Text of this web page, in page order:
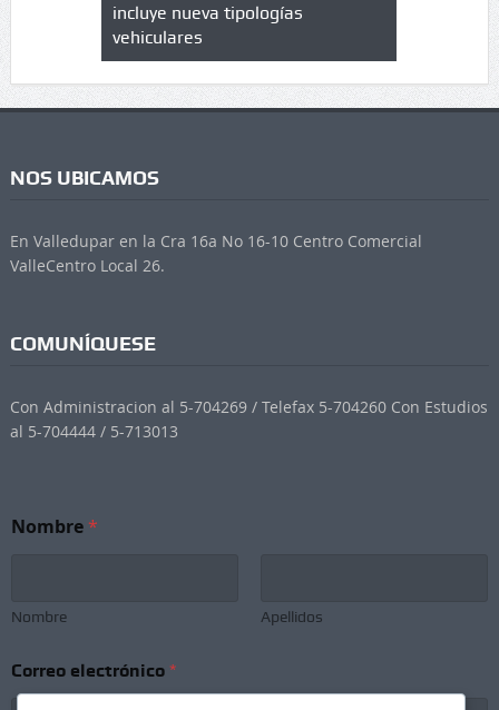
incluye nueva tipologías
vehiculares
NOS UBICAMOS
En Valledupar en la Cra 16a No 16-10 Centro Comercial
ValleCentro Local 26.
COMUNÍQUESE
Con Administracion al 5-704269 / Telefax 5-704260 Con Estudios
al 5-704444 / 5-713013
Nombre*
Nombre Apellidos
u
b
Correo electrónico *